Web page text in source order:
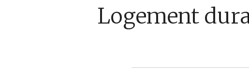
Gestion
Marchés
Guide Actions
Stratégie
Logement